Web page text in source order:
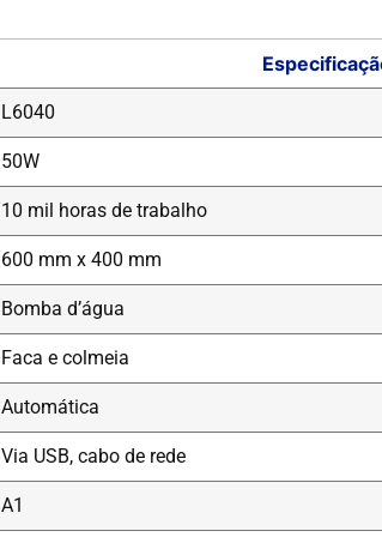
L6040
50W
10 mil horas de trabalho
600 mm x 400 mm
Bomba d’água
Faca e colmeia
Automática
Via USB, cabo de rede
A1